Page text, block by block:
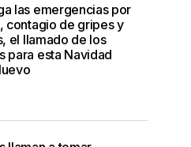
las emergencias por
contagio de gripes y
el llamado de los
para esta Navidad